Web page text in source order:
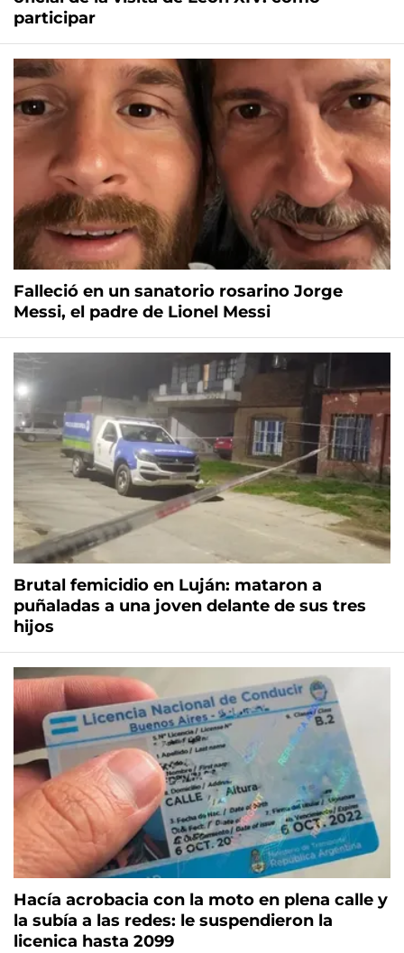
participar
Falleció en un sanatorio rosarino Jorge
Messi, el padre de Lionel Messi
Brutal femicidio en Luján: mataron a
puñaladas a una joven delante de sus tres
hijos
Hacía acrobacia con la moto en plena calle y
la subía a las redes: le suspendieron la
licenica hasta 2099